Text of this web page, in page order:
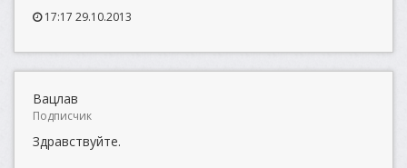
17:17 29.10.2013
Вацлав
Подписчик
Здравствуйте.